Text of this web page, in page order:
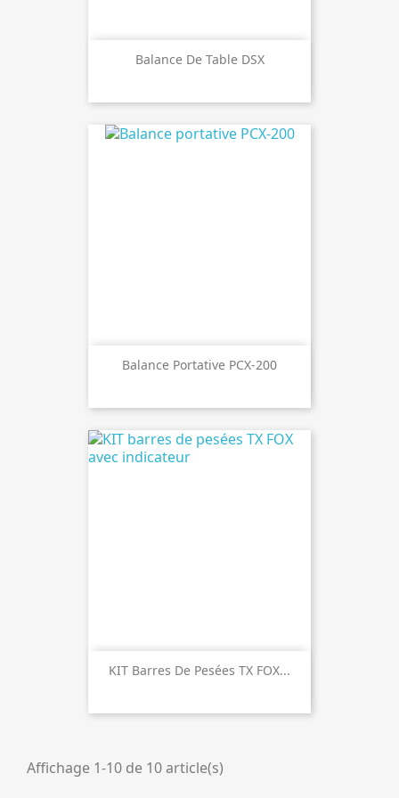
Balance De Table DSX
Balance Portative PCX-200
KIT Barres De Pesées TX FOX...
Affichage 1-10 de 10 article(s)